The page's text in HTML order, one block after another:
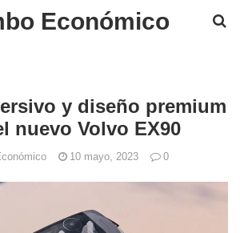
Económico
y diseño premium
nuevo Volvo EX90
10 mayo, 2023 0